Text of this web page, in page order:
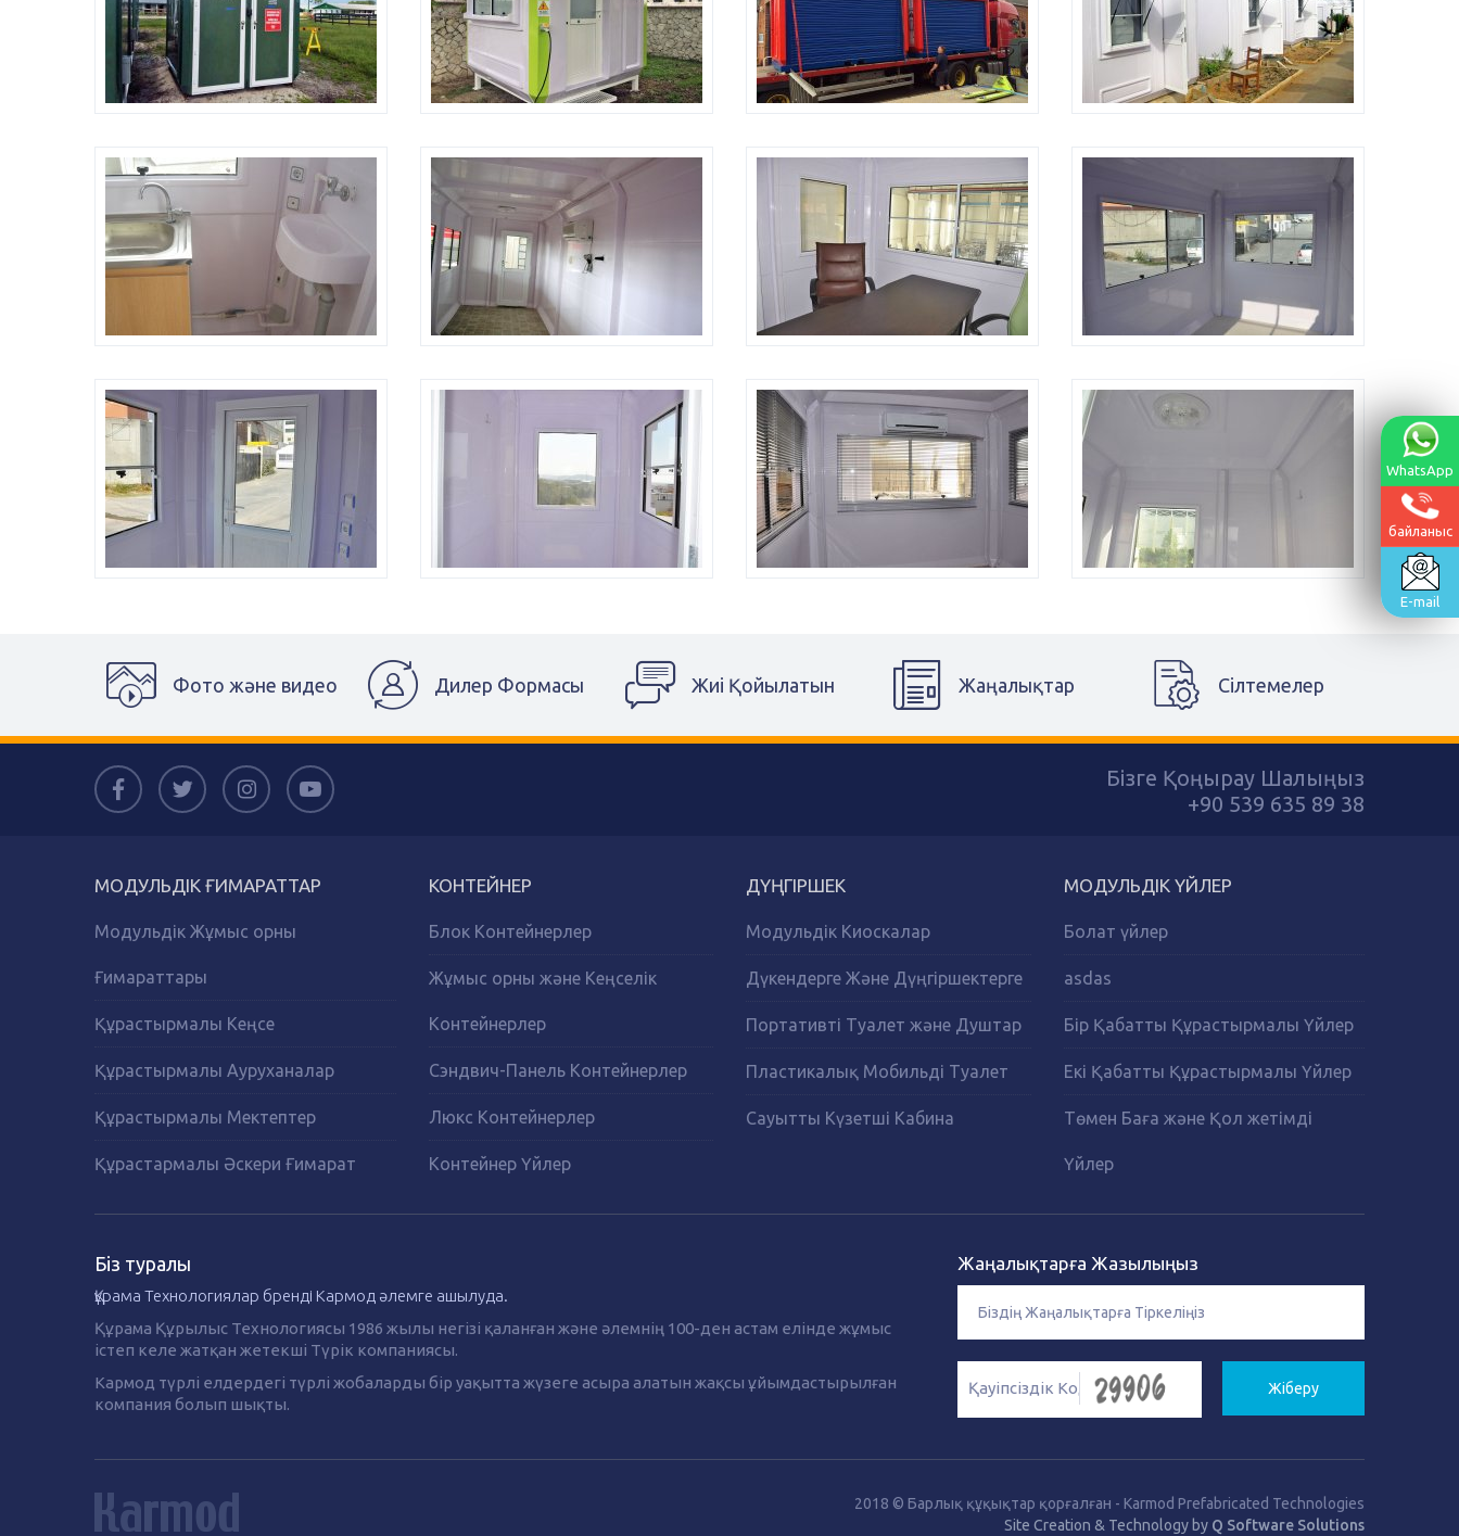
Фото және видео Дилер Формасы Жиі Қойылатын Жаңалықтар Сілтемелер
Бізге Қоңырау Шалыңыз
+90 539 635 89 38
МОДУЛЬДІК ҒИМАРАТТАР
Модульдік Жұмыс орны
Ғимараттары
Құрастырмалы Кеңсе
Құрастырмалы Ауруханалар
Құрастырмалы Мектептер
Құрастармалы Әскери Ғимарат
КОНТЕЙНЕР
Блок Контейнерлер
Жұмыс орны және Кеңселік
Контейнерлер
Сэндвич-Панель Контейнерлер
Люкс Контейнерлер
Контейнер Үйлер
ДҮҢГІРШЕК
Модульдік Киоскалар
Дүкендерге Және Дүңгіршектерге
Портативті Туалет және Душтар
Пластикалық Мобильді Туалет
Сауытты Күзетші Кабина
МОДУЛЬДІК ҮЙЛЕР
Болат үйлер
asdas
Бір Қабатты Құрастырмалы Үйлер
Екі Қабатты Құрастырмалы Үйлер
Төмен Баға және Қол жетімді
Үйлер
Біз туралы
Құрама Технологиялар бренді Кармод әлемге ашылуда.
Құрама Құрылыс Технологиясы 1986 жылы негізі қаланған және әлемнің 100-ден астам елінде жұмыс
істеп келе жатқан жетекші Түрік компаниясы.
Кармод түрлі елдердегі түрлі жобаларды бір уақытта жүзеге асыра алатын жақсы ұйымдастырылған
компания болып шықты.
Жаңалықтарға Жазылыңыз
Жіберу
2018 © Барлық құқықтар қорғалған - Karmod Prefabricated Technologies
Site Creation & Technology by Q Software Solutions
WhatsApp
байланыс
E-mail